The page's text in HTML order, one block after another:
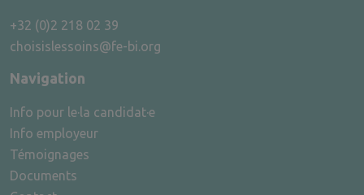
+32 (0)2 218 02 39
choisislessoins@fe-bi.org
Navigation
Info pour le·la candidat·e
Info employeur
Témoignages
Documents